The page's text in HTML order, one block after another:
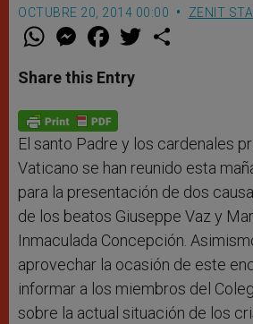
OCTUBRE 20, 2014 00:00 ZENIT
W
t
s
p
p
M
e
s
e
g
e
r
F
a
e
b
o
k
w
Share this Entry
El santo Padre y los cardenales
Vaticano se han reunido esta
para la presentación de dos
de los beatos Giuseppe Vaz y
Inmaculada Concepción.
aprovechar la ocasión de este
informar a los miembros del
sobre la actual situación de los